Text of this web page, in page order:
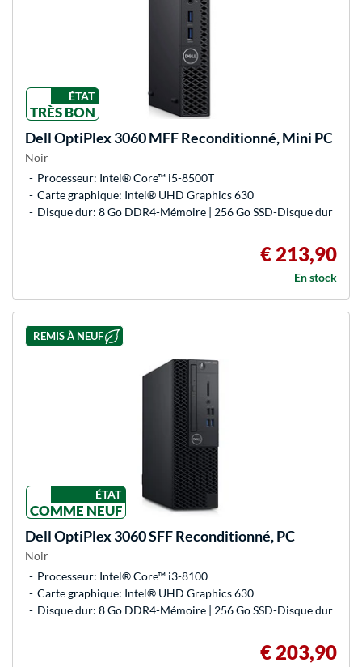
ÉTAT
TRÈS BON
DellOptiPlex 3060 MFF Reconditionné, Mini PC
Noir
Processeur: Intel® Core™ i5-8500T
Carte graphique: Intel® UHD Graphics 630
Disque dur: 8 Go DDR4-Mémoire | 256 Go SSD-Disque dur
€ 213,90
En stock
REMIS À NEUF
ÉTAT
COMME NEUF
DellOptiPlex 3060 SFF Reconditionné, PC
Noir
Processeur: Intel® Core™ i3-8100
Carte graphique: Intel® UHD Graphics 630
Disque dur: 8 Go DDR4-Mémoire | 256 Go SSD-Disque dur
€ 203,90